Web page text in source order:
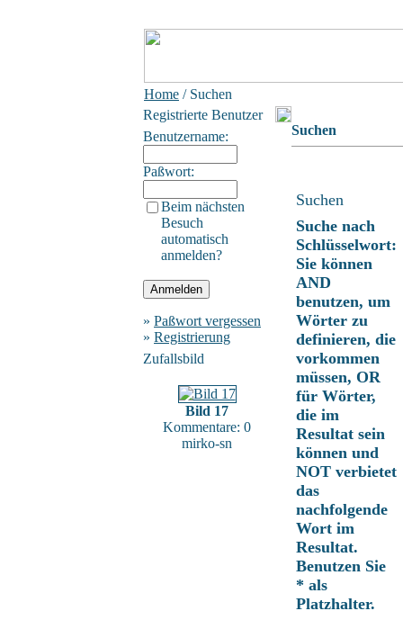
Home / Suchen
Registrierte Benutzer
Benutzername:
Paßwort:
Beim nächsten
Besuch
automatisch
anmelden?
» Paßwort vergessen
» Registrierung
Zufallsbild
Bild 17
Kommentare: 0
mirko-sn
Suchen
Suchen
Suche nach
Schlüsselwort:
Sie können
AND
benutzen, um
Wörter zu
definieren, die
vorkommen
müssen, OR
für Wörter,
die im
Resultat sein
können und
NOT verbietet
das
nachfolgende
Wort im
Resultat.
Benutzen Sie
* als
Platzhalter.